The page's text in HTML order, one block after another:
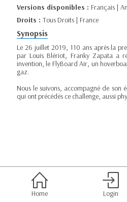
Versions disponibles : Français |
Droits : Tous Droits | France
Synopsis
Le 26 juillet 2019, 110 ans après la
par Louis Blériot, Franky Zapata a
invention, le FlyBoard Air, un
gaz.
Nous le suivons, accompagné de son
qui ont précédés ce challenge, aussi
Home Login